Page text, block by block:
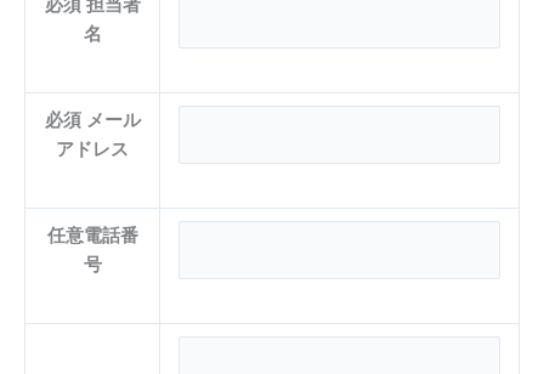
必須担当者
名
必須メール
アドレス
任意電話番
号